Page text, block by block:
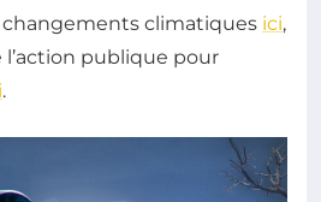
climatiques ici,
publique pour
.